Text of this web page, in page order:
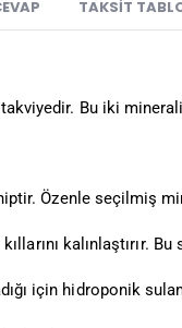
TAKSIT
Bu iki
Özenle seçilmiş
kalınlaştırır.
için hidroponik